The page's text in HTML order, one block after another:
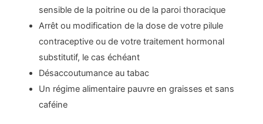
sensible de la poitrine ou de la paroi thoracique
Arrêt ou modification de la dose de votre pilule
contraceptive ou de votre traitement hormonal
substitutif, le cas échéant
Désaccoutumance au tabac
Un régime alimentaire pauvre en graisses et sans
caféine